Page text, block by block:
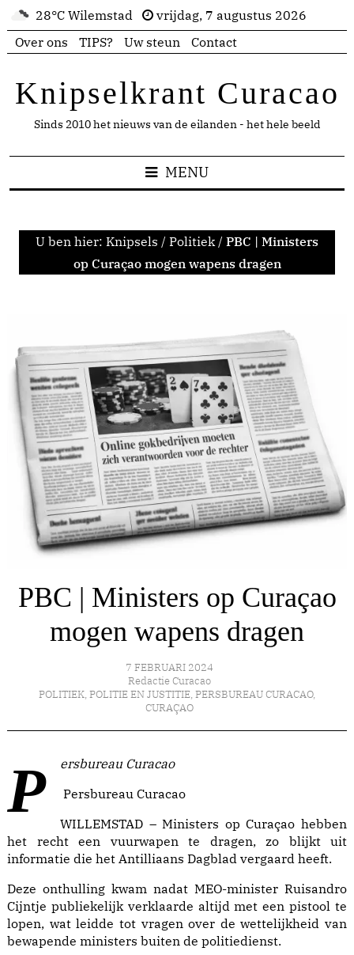
28°C Wilemstad
vrijdag, 7 augustus 2026
Over ons
TIPS? Uw steun Contact
Knipselkrant Curacao
Sinds 2010 het nieuws van de eilanden - het hele beeld
MENU
U ben hier: Knipsels / Politiek / PBC | Ministers
op Curaçao mogen wapens dragen
PBC | Ministers op Curaçao
mogen wapens dragen
7 FEBRUARI 2024
Redactie Curacao
POLITIEK, POLITIE EN JUSTITIE, PERSBUREAU CURACAO,
CURAÇAO
Persbureau Curacao
Persbureau Curacao
WILLEMSTAD – Ministers op Curaçao hebben
het recht een vuurwapen te dragen, zo blijkt uit
informatie die het Antilliaans Dagblad vergaard heeft.
Deze onthulling kwam nadat MEO-minister Ruisandro
Cijntje publiekelijk verklaarde altijd met een pistool te
lopen, wat leidde tot vragen over de wettelijkheid van
bewapende ministers buiten de politiedienst.